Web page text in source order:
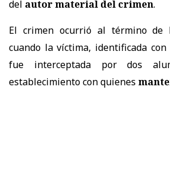
del autor material del crimen.
El crimen ocurrió al término de
cuando la víctima, identificada con
fue interceptada por dos
establecimiento con quienes